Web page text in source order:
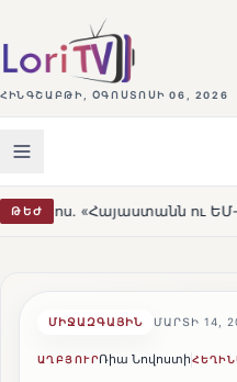
ՀԻՆԳՇԱԲԹԻ, ՕԳՈՍՏՈՍԻ 06, 2026
ԹԵԺ ու ԵՄ-ն երբեք
ՄԻՋԱԶԳԱՅԻՆ ՄԱՐՏԻ 14,
ԱՂԲՅՈՒՐՌիա Նովոստի